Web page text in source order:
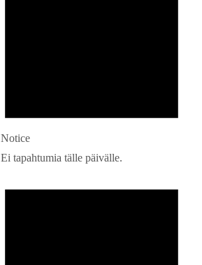
Notice
Ei tapahtumia tälle päivälle.